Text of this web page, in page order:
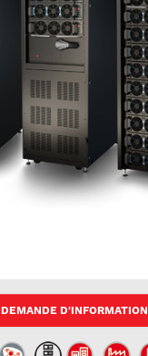
DEMANDE D'INFORMATION